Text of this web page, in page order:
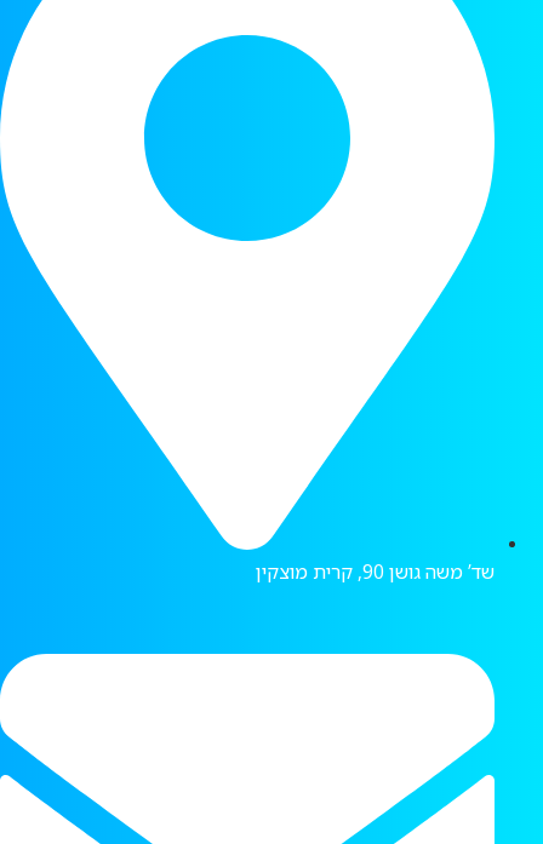
שד’ משה גושן 90, קרית מוצקין